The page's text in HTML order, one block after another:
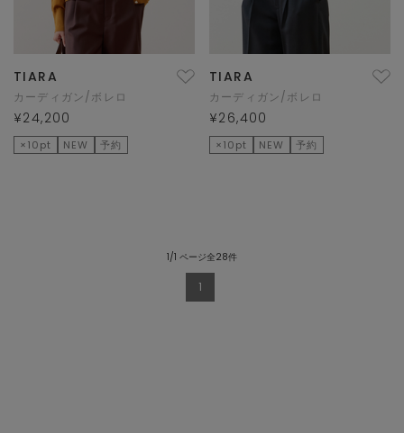
TIARA
カーディガン/ボレロ
¥24,200
×10pt NEW 予約
TIARA
カーディガン/ボレロ
¥26,400
×10pt NEW 予約
1/1 ページ全28件
1